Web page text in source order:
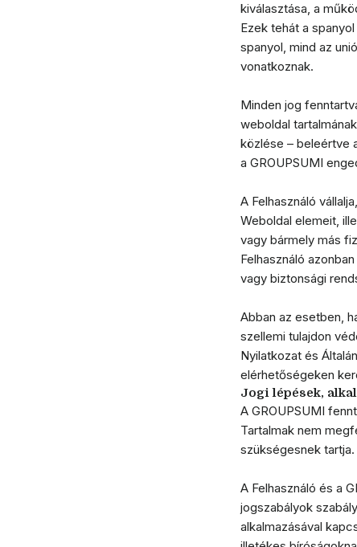
kiválasztása, a
Ezek tehát a
spanyol, mind az
vonatkoznak.
Minden jog
weboldal
közlése – beleértve
a GROUPSUMI
A Felhasználó
Weboldal elemeit,
vagy bármely más
Felhasználó
vagy biztonsági
Abban az esetben,
szellemi tulajdon
Nyilatkozat és
elérhetőségeken
Jogi lépések,
A GROUPSUMI
Tartalmak nem
szükségesnek tartja.
A Felhasználó és a
jogszabályok
alkalmazásával